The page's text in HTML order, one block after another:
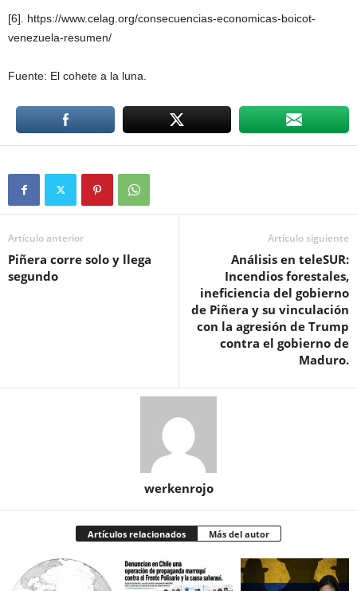
[6]. https://www.celag.org/consecuencias-economicas-boicot-
venezuela-resumen/
Fuente: El cohete a la luna.
Artículo anterior
Piñera corre solo y llega
segundo
Artículo siguiente
Análisis en teleSUR:
Incendios forestales,
ineficiencia del gobierno
de Piñera y su vinculación
con la agresión de Trump
contra el gobierno de
Maduro.
werkenrojo
Artículos relacionados Más del autor